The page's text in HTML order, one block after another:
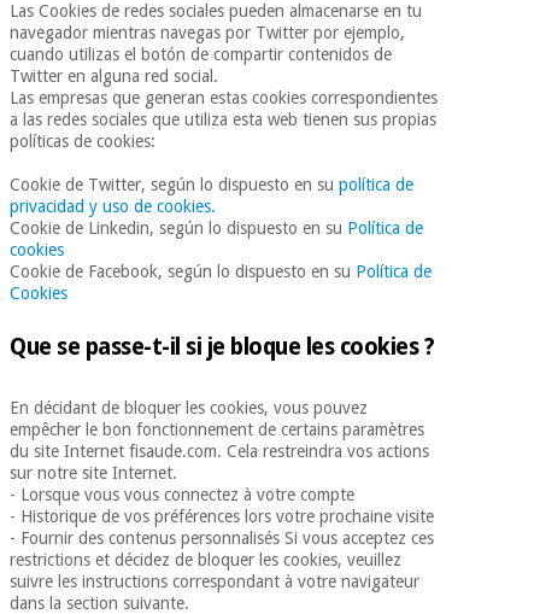
Las Cookies de redes sociales pueden almacenarse en tu
navegador mientras navegas por Twitter por ejemplo,
cuando utilizas el botón de compartir contenidos de
Twitter en alguna red social.
Las empresas que generan estas cookies correspondientes
a las redes sociales que utiliza esta web tienen sus propias
políticas de cookies:
Cookie de Twitter, según lo dispuesto en supolítica de
privacidad y uso de cookies.
Cookie de Linkedin, según lo dispuesto en su Política de
cookies
Cookie de Facebook, según lo dispuesto en su Política de
Cookies
Que se passe-t-il si je bloque les cookies ?
En décidant de bloquer les cookies, vous pouvez
empêcher le bon fonctionnement de certains paramètres
du site Internet fisaude.com. Cela restreindra vos actions
sur notre site Internet.
- Lorsque vous vous connectez à votre compte
- Historique de vos préférences lors votre prochaine visite
- Fournir des contenus personnalisés Si vous acceptez ces
restrictions et décidez de bloquer les cookies, veuillez
suivre les instructions correspondant à votre navigateur
dans la section suivante.